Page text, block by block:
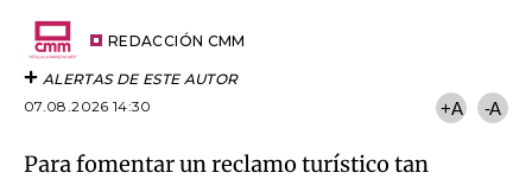
REDACCIÓN CMM
ALERTAS DE ESTE AUTOR
07.08.2026 14:30
+A -A
Para fomentar un reclamo turístico tan